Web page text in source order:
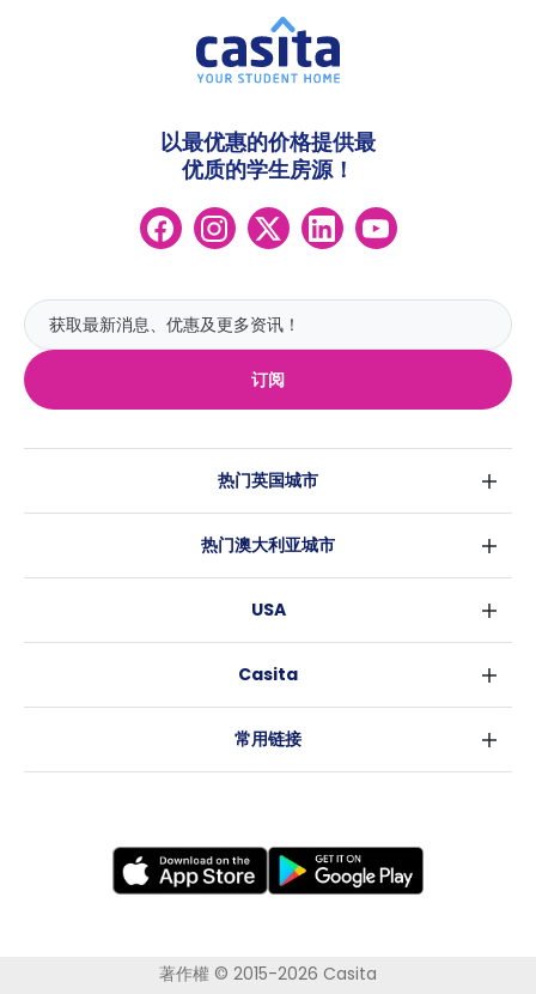
订阅
以最优惠的价格提供最
优质的学生房源！
热门英国城市
伦敦
爱丁堡
利兹
考文垂
莱斯特
纽卡斯尔
热门澳大利亚城市
布里斯班
阿德莱德
USA
洛杉矶
Casita
常用链接
著作權 © 2015-2026 Casita